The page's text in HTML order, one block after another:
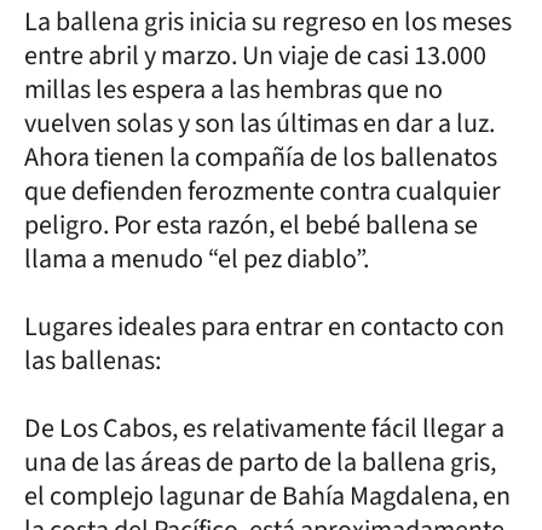
La ballena gris inicia su regreso en los meses
entre abril y marzo. Un viaje de casi 13.000
millas les espera a las hembras que no
vuelven solas y son las últimas en dar a luz.
Ahora tienen la compañía de los ballenatos
que defienden ferozmente contra cualquier
peligro. Por esta razón, el bebé ballena se
llama a menudo “el pez diablo”.
Lugares ideales para entrar en contacto con
las ballenas:
De Los Cabos, es relativamente fácil llegar a
una de las áreas de parto de la ballena gris,
el complejo lagunar de Bahía Magdalena, en